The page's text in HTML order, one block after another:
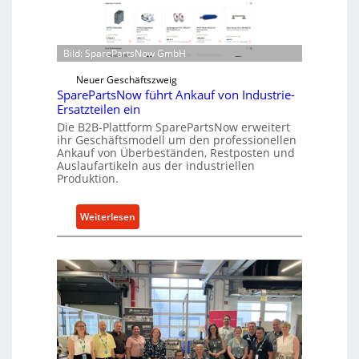
i
r
e
k
t
e
A
n
t
e
b
n
t
w
i
c
k
e
l
t
0
-
l
a
t
t
f
o
Bild: SparePartsNow GmbH
Neuer Geschäftszweig
SparePartsNow führt Ankauf von Industrie-
Ersatzteilen ein
Die B2B-Plattform SparePartsNow erweitert
ihr Geschäftsmodell um den professionellen
Ankauf von Überbeständen, Restposten und
Auslaufartikeln aus der industriellen
Produktion.
Weiterlesen:
S
a
r
e
P
a
r